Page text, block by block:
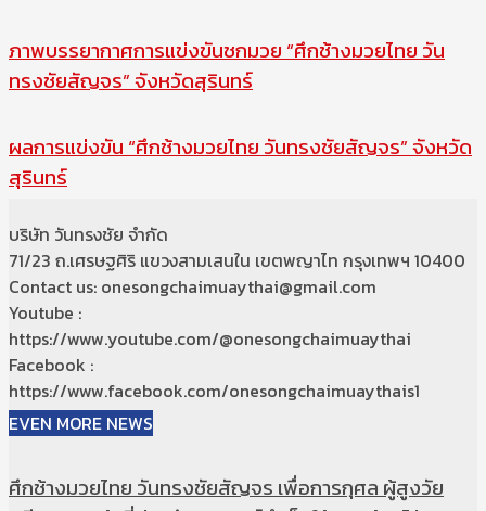
ภาพบรรยากาศการแข่งขันชกมวย “ศึกช้างมวยไทย วัน
ทรงชัยสัญจร” จังหวัดสุรินทร์
ผลการแข่งขัน “ศึกช้างมวยไทย วันทรงชัยสัญจร” จังหวัด
สุรินทร์
บริษัท วันทรงชัย จำกัด
71/23 ถ.เศรษฐศิริ แขวงสามเสนใน เขตพญาไท กรุงเทพฯ 10400
Contact us: onesongchaimuaythai@gmail.com
Youtube :
https://www.youtube.com/@onesongchaimuaythai
Facebook :
https://www.facebook.com/onesongchaimuaythais1
EVEN MORE NEWS
ศึกช้างมวยไทย วันทรงชัยสัญจร เพื่อการกุศล ผู้สูงวัย